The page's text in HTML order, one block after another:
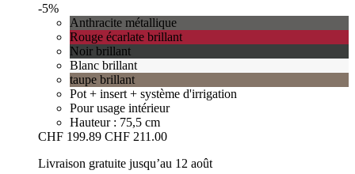
-5%
Anthracite métallique
Rouge écarlate brillant
Noir brillant
Blanc brillant
taupe brillant
Pot + insert + système d'irrigation
Pour usage intérieur
Hauteur : 75,5 cm
CHF 199.89 CHF 211.00
Livraison gratuite jusqu’au 12 août